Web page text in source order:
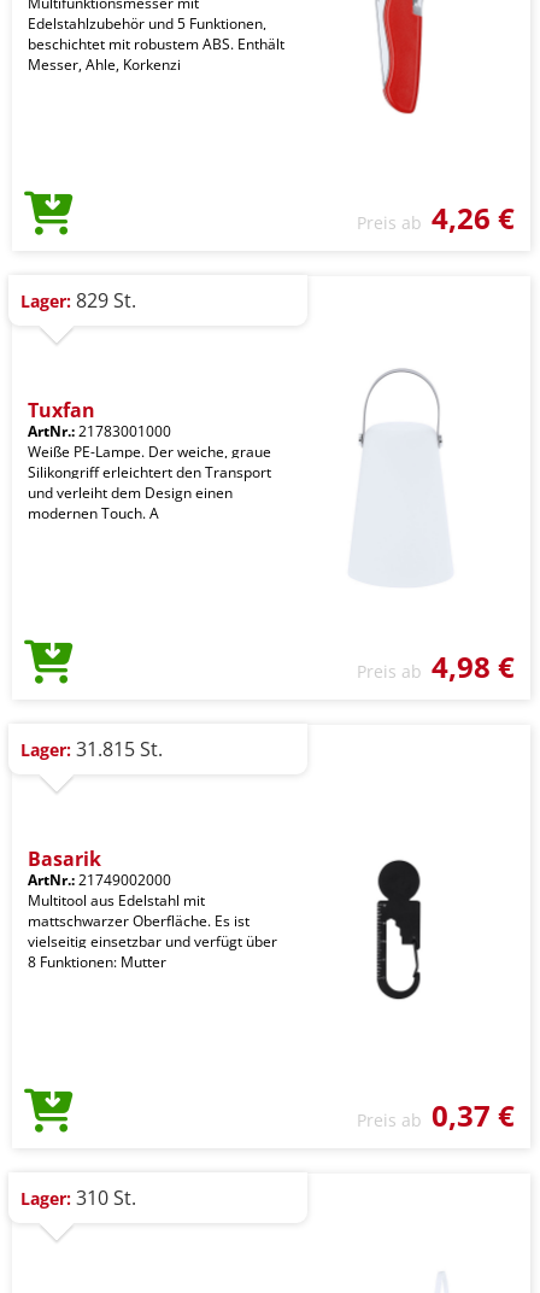
Edelstahlzubehör und 5 Funktionen,
beschichtet mit robustem ABS. Enthält
Messer, Ahle, Korkenzi
Preis ab 4,26 €
Lager: 829 St.
Tuxfan
ArtNr.:21783001000
Weiße PE-Lampe. Der weiche, graue
Silikongriff erleichtert den Transport
und verleiht dem Design einen
modernen Touch. A
Preis ab 4,98 €
Lager: 31.815 St.
Basarik
ArtNr.:21749002000
Multitool aus Edelstahl mit
mattschwarzer Oberfläche. Es ist
vielseitig einsetzbar und verfügt über
8 Funktionen: Mutter
Preis ab 0,37 €
Lager: 310 St.